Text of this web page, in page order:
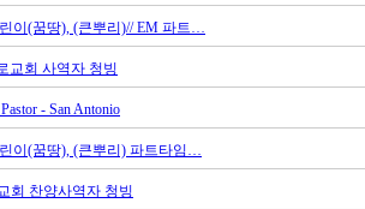
이(꿈땅), (큰뿌리)// EM 파트…
교회 사역자 청빙
- San Antonio
이(꿈땅), (큰뿌리) 파트타임…
회 찬양사역자 청빙